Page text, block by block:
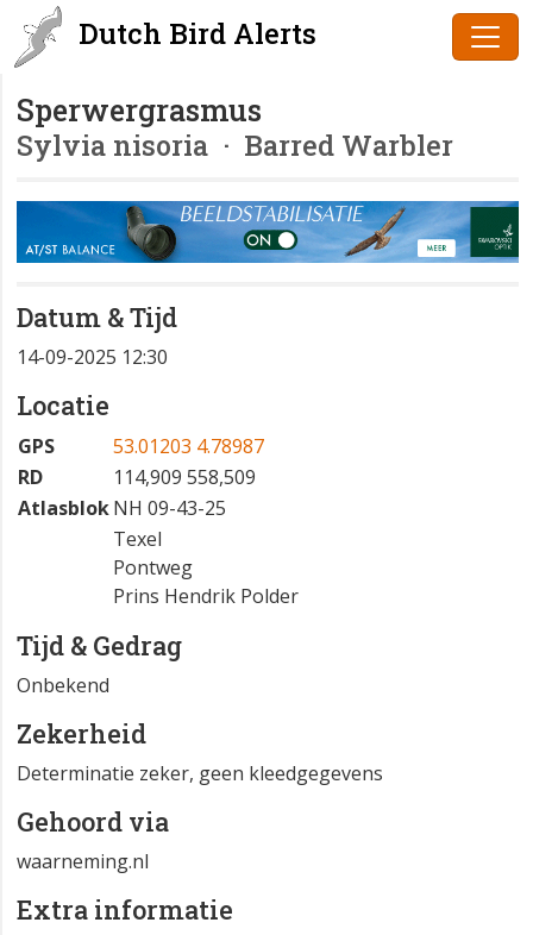
Dutch Bird Alerts
Sperwergrasmus
Sylvia nisoria · Barred Warbler
Datum & Tijd
14-09-2025 12:30
Locatie
GPS
53.01203 4.78987
RD
114,909 558,509
AtlasblokNH 09-43-25
Texel
Pontweg
Prins Hendrik Polder
Tijd & Gedrag
Onbekend
Zekerheid
Determinatie zeker, geen kleedgegevens
Gehoord via
waarneming.nl
Extra informatie